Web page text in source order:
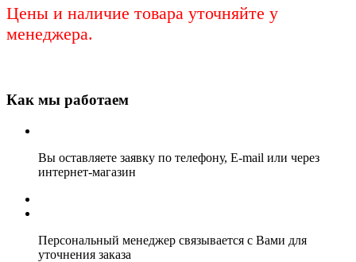
Цены и наличие товара уточняйте у
менеджера.
Как мы работаем
Вы оставляете заявку по телефону, E-mail или через
интернет-магазин
Персональный менеджер связывается с Вами для
уточнения заказа